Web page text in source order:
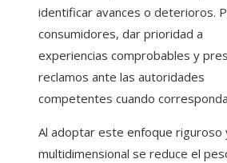
identificar avances o deterioros.
consumidores, dar prioridad a
experiencias comprobables y
reclamos ante las autoridades
competentes cuando
Al adoptar este enfoque riguroso
multidimensional se reduce el